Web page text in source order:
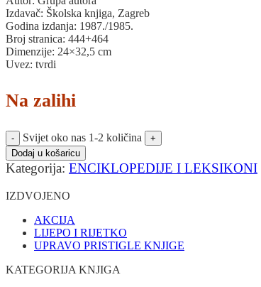
Izdavač: Školska knjiga, Zagreb
Godina izdanja: 1987./1985.
Broj stranica: 444+464
Dimenzije: 24×32,5 cm
Uvez: tvrdi
Na zalihi
Svijet oko nas 1-2 količina
Dodaj u košaricu
Kategorija: ENCIKLOPEDIJE I LEKSIKONI
IZDVOJENO
AKCIJA
LIJEPO I RIJETKO
UPRAVO PRISTIGLE KNJIGE
KATEGORIJA KNJIGA